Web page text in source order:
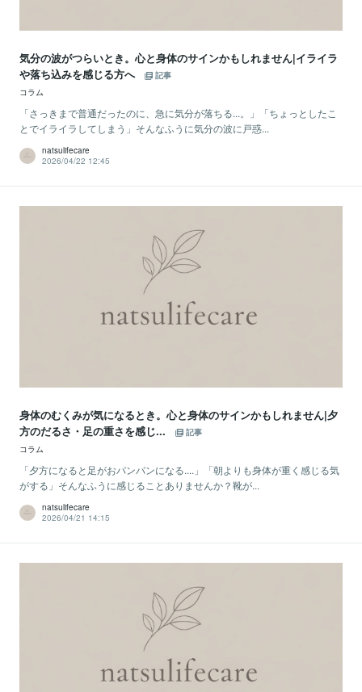
気分の波がつらいとき。心と身体のサインかもしれません|イライラ
や落ち込みを感じる方へ
記事
コラム
「さっきまで普通だったのに、急に気分が落ちる...。」「ちょっとしたこ
とでイライラしてしまう」そんなふうに気分の波に戸惑...
natsulifecare
2026/04/22 12:45
身体のむくみが気になるとき。心と身体のサインかもしれません|夕
方のだるさ・足の重さを感じ...
記事
コラム
「夕方になると足がおパンパンになる....」「朝よりも身体が重く感じる気
がする」そんなふうに感じることありませんか？靴が...
natsulifecare
2026/04/21 14:15